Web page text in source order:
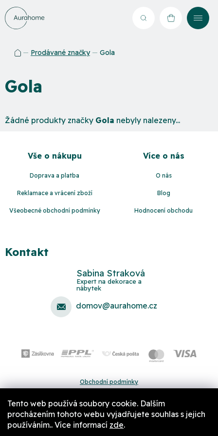
Tento web používá soubory cookie. Dalším
procházením tohoto webu vyjadřujete souhlas s jejich
používáním.. Více informací zde.
Přejít
na
obsah
Hledat NÁKUPNÍ
Prodávané značky Gola
Gola
Žádné produkty značky Gola nebyly nalezeny...
Vše o nákupu
Doprava a platba
Reklamace a vrácení zboží
Všeobecné obchodní podmínky
Více o nás
O nás
Blog
Hodnocení obchodu
Kontakt
Sabina Straková
domov@aurahome.cz
Obchodní podmínky
Pravidla a nastavení cookies